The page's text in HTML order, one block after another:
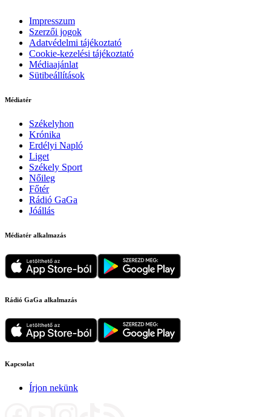
Impresszum
Szerzői jogok
Adatvédelmi tájékoztató
Cookie-kezelési tájékoztató
Médiaajánlat
Sütibeállítások
Médiatér
Székelyhon
Krónika
Erdélyi Napló
Liget
Székely Sport
Nőileg
Főtér
Rádió GaGa
Jóállás
Médiatér alkalmazás
Rádió GaGa alkalmazás
Kapcsolat
Írjon nekünk